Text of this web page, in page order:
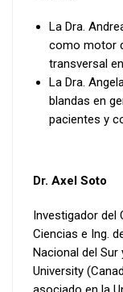
La Dra.
como motor
transversal
La Dra.
blandas en
pacientes y
Dr. Axel Soto
Investigador del
Ciencias e Ing.
Nacional del
University